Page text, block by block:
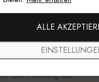
mit unserer sehr
Raum betritt. Dunkle
eine vintage
stilvoll ist, wird unsere
Die Mischung aus
ALLE